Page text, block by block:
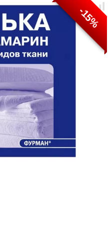
-15%